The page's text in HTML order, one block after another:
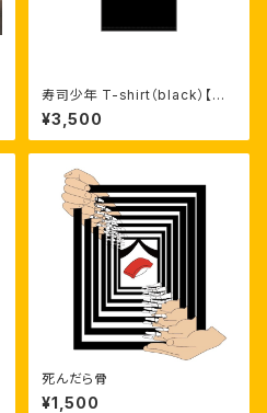
寿司少年 T-shirt（black）【受
注生産】
¥3,500
死んだら骨
¥1,500